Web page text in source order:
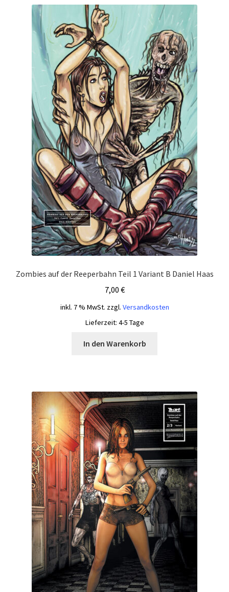
Zombies auf der Reeperbahn Teil 1 Variant B Daniel Haas
7,00 €
inkl. 7 % MwSt. zzgl. Versandkosten
Lieferzeit: 4-5 Tage
In den Warenkorb